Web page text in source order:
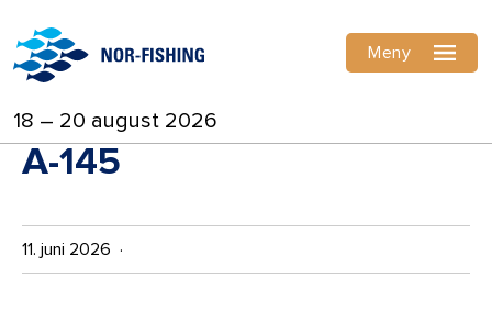
18 – 20 august 2026
Meny
A-145
11. juni 2026 ·